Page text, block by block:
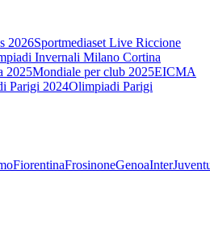
2026Sportmediaset Live Riccione
Invernali Milano Cortina
2025Mondiale per club 2025EICMA
Parigi 2024Olimpiadi Parigi
FiorentinaFrosinoneGenoaInter